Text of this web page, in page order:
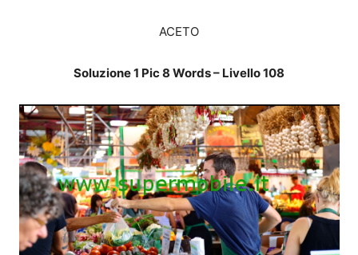
ACETO
Soluzione 1 Pic 8 Words – Livello 108